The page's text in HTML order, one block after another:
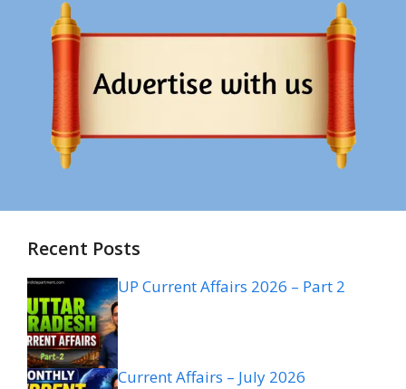
Recent Posts
UP Current Affairs 2026 – Part 2
Current Affairs – July 2026